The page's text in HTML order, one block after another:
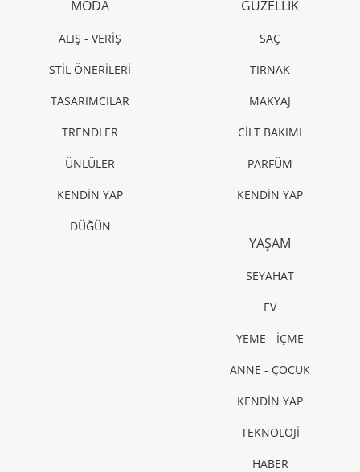
MODA
ALIŞ - VERİŞ
STİL ÖNERİLERİ
TASARIMCILAR
TRENDLER
ÜNLÜLER
KENDİN YAP
DÜĞÜN
GÜZELLİK
SAÇ
TIRNAK
MAKYAJ
CİLT BAKIMI
PARFÜM
KENDİN YAP
YAŞAM
SEYAHAT
EV
YEME - İÇME
ANNE - ÇOCUK
KENDİN YAP
TEKNOLOJİ
HABER